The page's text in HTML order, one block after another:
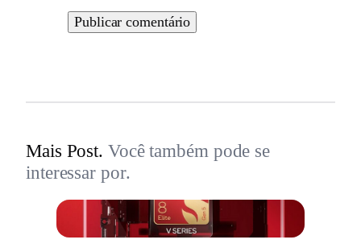
Mais Post. Você também pode se
interessar por.